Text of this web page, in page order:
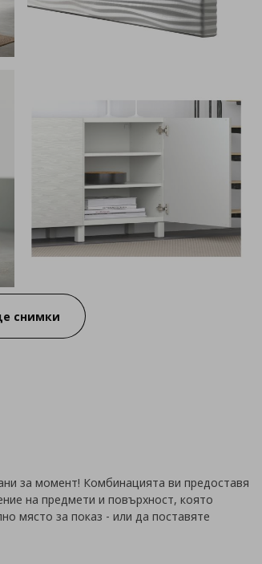
снимки
за момент! Комбинацията ви предоставя
на предмети и повърхност, която
място за показ - или да поставяте